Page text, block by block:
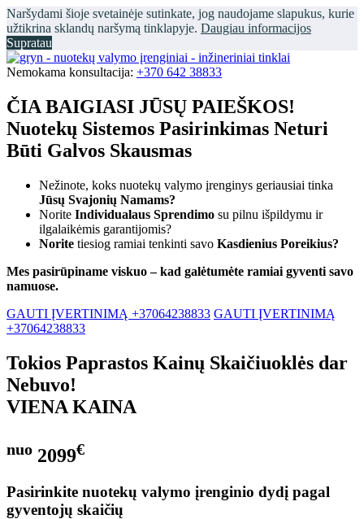
Naršydami šioje svetainėje sutinkate, jog naudojame slapukus, kurie
užtikrina sklandų naršymą tinklapyje. Daugiau informacijos
Supratau
Nemokama konsultacija: +370 642 38833
ČIA BAIGIASI JŪSŲ PAIEŠKOS!
Nuotekų Sistemos Pasirinkimas Neturi
Būti Galvos Skausmas
Nežinote, koks nuotekų valymo įrenginys geriausiai tinka
Jūsų Svajonių Namams?
Norite Individualaus Sprendimo su pilnu išpildymu ir
ilgalaikėmis garantijomis?
Norite tiesiog ramiai tenkinti savo Kasdienius Poreikius?
Mes pasirūpiname viskuo – kad galėtumėte ramiai gyventi savo
namuose.
GAUTI ĮVERTINIMĄ +37064238833 GAUTI ĮVERTINIMĄ
+37064238833
Tokios Paprastos Kainų Skaičiuoklės dar
Nebuvo!
VIENA KAINA
nuo 2099€
Pasirinkite nuotekų valymo įrenginio dydį pagal
gyventojų skaičių